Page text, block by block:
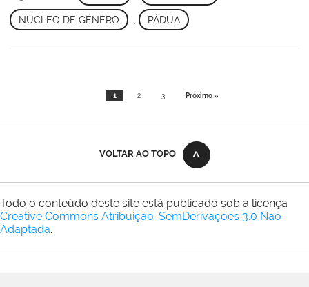
NÚCLEO DE GÊNERO PÁDUA
1 2 3 Próximo »
VOLTAR AO TOPO
Todo o conteúdo deste site está publicado sob a licença
Creative Commons Atribuição-SemDerivações 3.0 Não
Adaptada.